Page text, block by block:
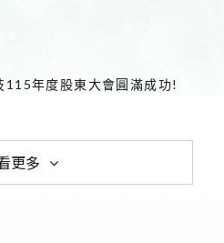
年度股東大會圓滿成功!
更多